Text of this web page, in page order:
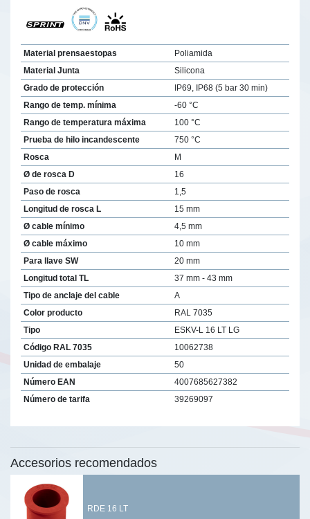
Material prensaestopas
Poliamida
Material Junta
Silicona
Grado de protección
IP69, IP68 (5 bar 30 min)
Rango de temp. mínima
-60 °C
Rango de temperatura máxima
100 °C
Prueba de hilo incandescente
750 °C
Rosca
M
Ø de rosca D
16
Paso de rosca
1,5
Longitud de rosca L
15 mm
Ø cable mínimo
4,5 mm
Ø cable máximo
10 mm
Para llave SW
20 mm
Longitud total TL
37 mm - 43 mm
Tipo de anclaje del cable
A
Color producto
RAL 7035
Tipo
ESKV-L 16 LT LG
Código RAL 7035
10062738
Unidad de embalaje
50
Número EAN
4007685627382
Número de tarifa
39269097
Accesorios recomendados
RDE 16 LT